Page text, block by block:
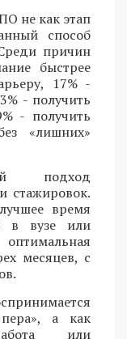
не как этап
способ
причин
быстрее
17% -
- получить
- получить
«лишних»
подход
стажировок.
время
в вузе или
месяцев, с
а как
или